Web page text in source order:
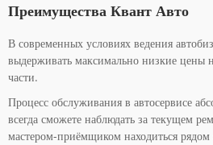
Преимущества Квант Авто
В современных условиях ведения
выдерживать максимально низкие цены
части.
Процесс обслуживания в автосервисе
всегда сможете наблюдать за текущем
мастером-приёмщиком находиться